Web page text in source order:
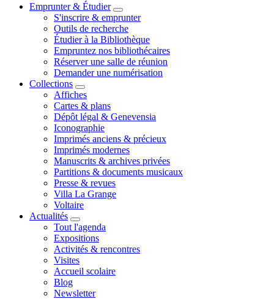
Emprunter & Étudier
S'inscrire & emprunter
Outils de recherche
Étudier à la Bibliothèque
Empruntez nos bibliothécaires
Réserver une salle de réunion
Demander une numérisation
Collections
Affiches
Cartes & plans
Dépôt légal & Genevensia
Iconographie
Imprimés anciens & précieux
Imprimés modernes
Manuscrits & archives privées
Partitions & documents musicaux
Presse & revues
Villa La Grange
Voltaire
Actualités
Tout l'agenda
Expositions
Activités & rencontres
Visites
Accueil scolaire
Blog
Newsletter